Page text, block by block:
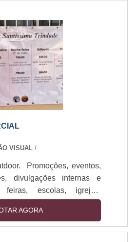
versáteis e rígidas no
sendo a melhor presença
do banner de
VISUAL /
Promoções, eventos,
divulgações internas e
feiras, escolas, igrejas,
os portes. Impressos em
com bastões e cordão.
alta resolução. Sendo
AGORA